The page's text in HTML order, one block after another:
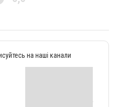
на наші канали